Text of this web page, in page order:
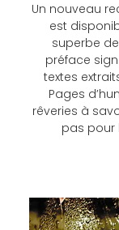
Un nouveau
est
superbe
préface
textes
Pages
rêveries à
pas pour